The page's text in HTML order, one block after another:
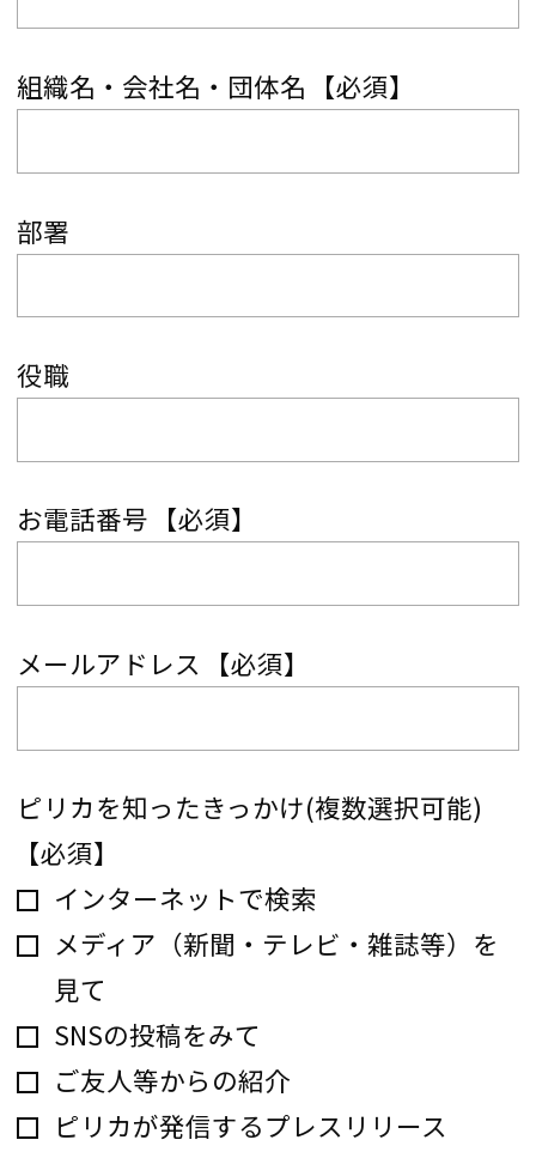
組織名・会社名・団体名 【必須】
部署
役職
お電話番号 【必須】
メールアドレス 【必須】
ピリカを知ったきっかけ(複数選択可能)
【必須】
インターネットで検索
メディア（新聞・テレビ・雑誌等）を
見て
SNSの投稿をみて
ご友人等からの紹介
ピリカが発信するプレスリリース